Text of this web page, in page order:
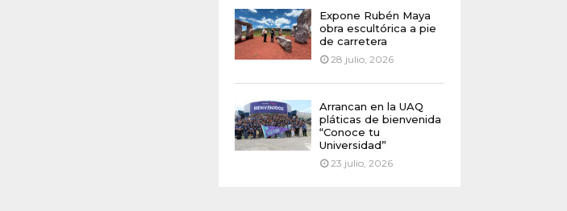
Expone Rubén Maya
obra escultórica a pie
de carretera
28 julio, 2026
Arrancan en la UAQ
pláticas de bienvenida
“Conoce tu
Universidad”
23 julio, 2026